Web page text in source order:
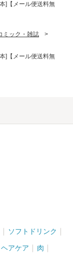
]【メール便送料無
ミック・雑誌
>
]【メール便送料無
ソフトドリンク
ヘアケア 肉